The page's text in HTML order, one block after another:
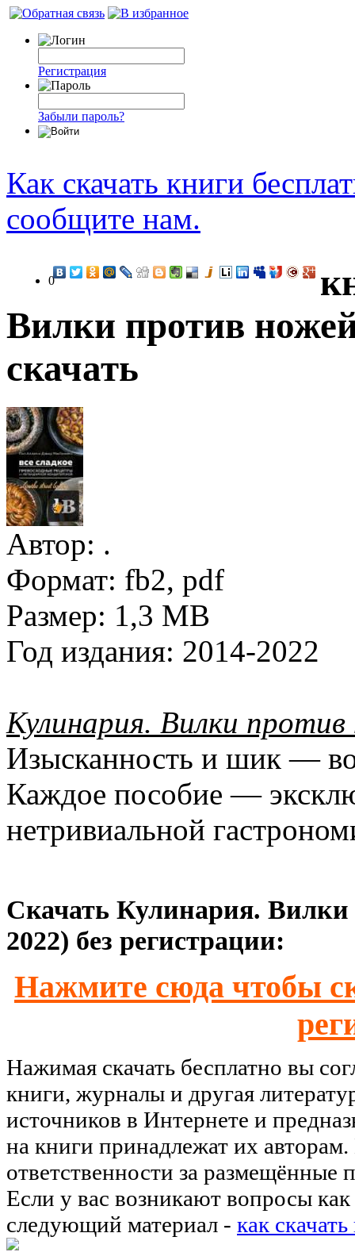
Регистрация
Забыли пароль?
Как скачать книги
сообщите нам.
0
Вилки против
скачать
Автор: .
Формат: fb2, pdf
Размер: 1,3 MB
Год издания: 2014-2022
Кулинария. Вилки
Изысканность и шик —
Каждое пособие —
нетривиальной
Скачать Кулинария. Вилки
2022) без регистрации:
Нажмите сюда чтобы
Нажимая скачать бесплатно вы
книги, журналы и другая
источников в Интернете и
на книги принадлежат их
ответственности за размещённые
Если у вас возникают вопросы как
следующий материал - как